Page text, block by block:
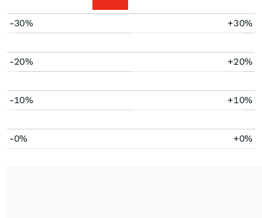
-30% +30%
-20% +20%
-10% +10%
-0% +0%